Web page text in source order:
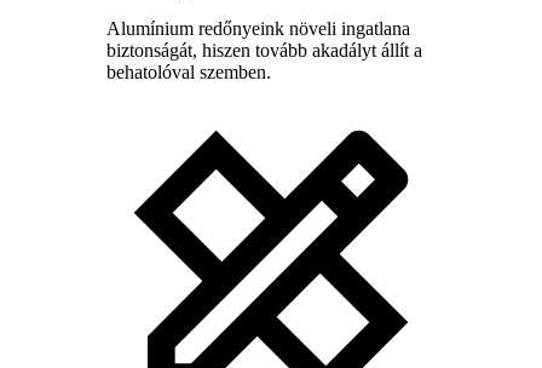
Alumínium redőnyeink növeli ingatlana
biztonságát, hiszen tovább akadályt állít a
behatolóval szemben.